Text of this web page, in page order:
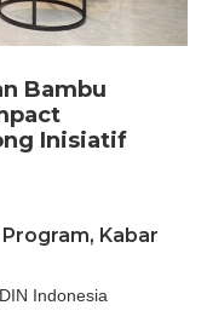
Bambu
Inisiatif
Program, Kabar
Indonesia